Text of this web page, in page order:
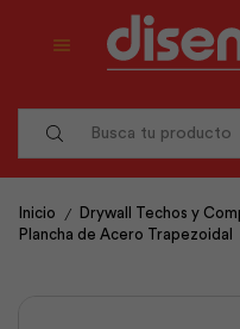
Inicio / Drywall Techos y
Plancha de Acero Trapezoidal